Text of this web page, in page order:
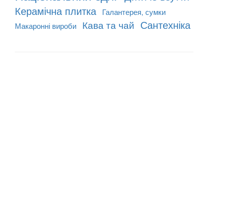
Керамічна плитка
Галантерея, сумки
Макаронні вироби
Кава та чай Сантехніка